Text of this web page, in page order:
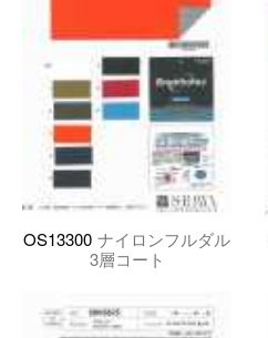
OS13300 ナイロンフルダル
3層コート